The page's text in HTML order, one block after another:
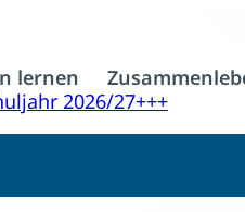
lernen
2026/27+++